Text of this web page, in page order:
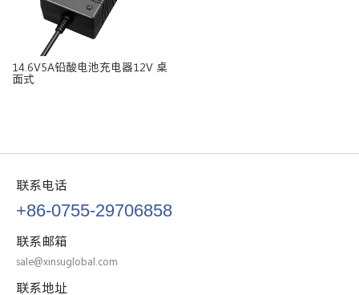
14.6V5A铅酸电池充电器12V 桌
面式
联系电话
+86-0755-29706858
联系邮箱
sale@xinsuglobal.com
联系地址